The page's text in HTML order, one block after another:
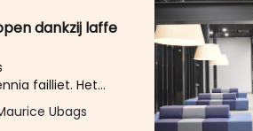
dankzij laffe
failliet. Het
hoe zeer de
dan toch in
Ubags